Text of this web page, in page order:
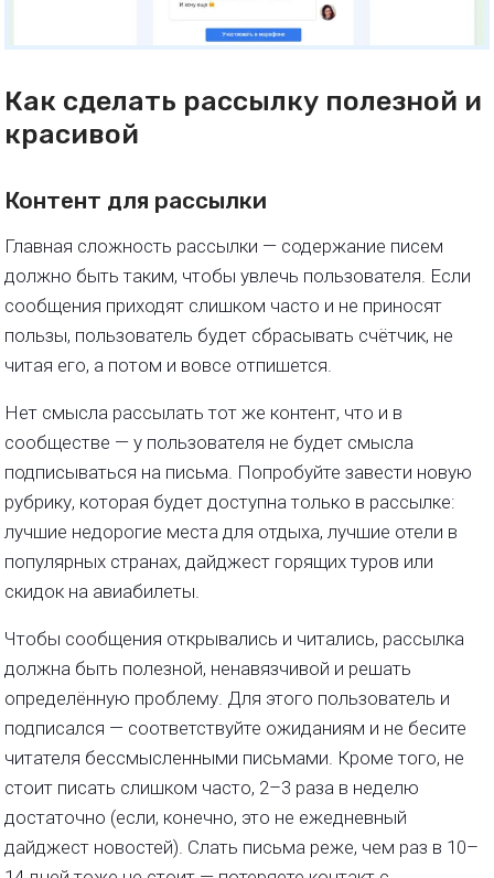
Как сделать рассылку полезной и
красивой
Контент для рассылки
Главная сложность рассылки — содержание писем
должно быть таким, чтобы увлечь пользователя. Если
сообщения приходят слишком часто и не приносят
пользы, пользователь будет сбрасывать счётчик, не
читая его, а потом и вовсе отпишется.
Нет смысла рассылать тот же контент, что и в
сообществе — у пользователя не будет смысла
подписываться на письма. Попробуйте завести новую
рубрику, которая будет доступна только в рассылке:
лучшие недорогие места для отдыха, лучшие отели в
популярных странах, дайджест горящих туров или
скидок на авиабилеты.
Чтобы сообщения открывались и читались, рассылка
должна быть полезной, ненавязчивой и решать
определённую проблему. Для этого пользователь и
подписался — соответствуйте ожиданиям и не бесите
читателя бессмысленными письмами. Кроме того, не
стоит писать слишком часто, 2–3 раза в неделю
достаточно (если, конечно, это не ежедневный
дайджест новостей). Слать письма реже, чем раз в 10–